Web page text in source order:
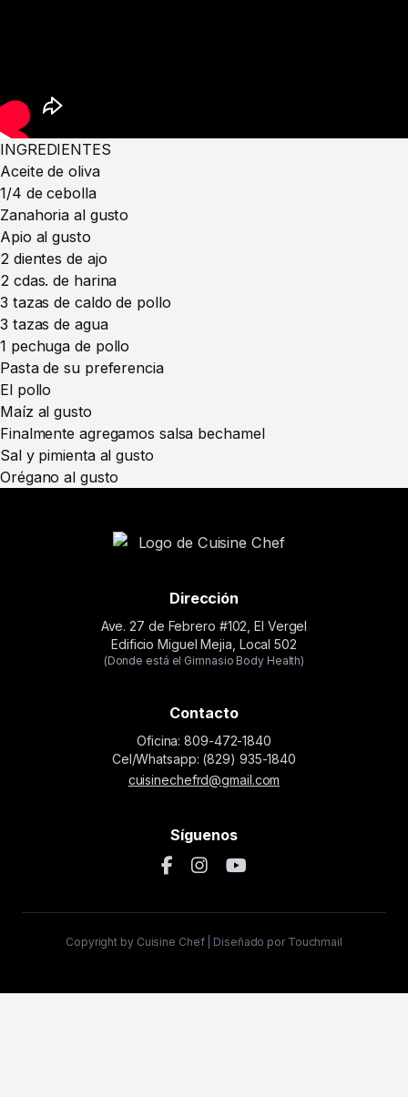
INGREDIENTES
Aceite de oliva
1/4 de cebolla
Zanahoria al gusto
Apio al gusto
2 dientes de ajo
2 cdas. de harina
3 tazas de caldo de pollo
3 tazas de agua
1 pechuga de pollo
Pasta de su preferencia
El pollo
Maíz al gusto
Finalmente agregamos salsa bechamel
Sal y pimienta al gusto
Orégano al gusto
Dirección
Ave. 27 de Febrero #102, El Vergel
Edificio Miguel Mejia, Local 502
(Donde está el Gimnasio Body Health)
Contacto
Oficina: 809-472-1840
Cel/Whatsapp: (829) 935-1840
cuisinechefrd@gmail.com
Síguenos
Copyright by Cuisine Chef | Diseñado por Touchmail